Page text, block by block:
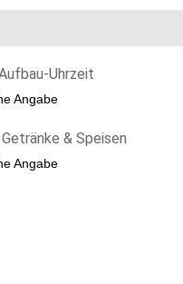
Uhrzeit
Angabe
Getränke & Speisen
Angabe